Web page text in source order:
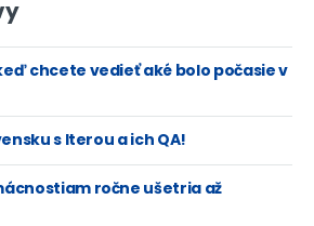
chcete vedieť aké bolo počasie v
s Iterou a ich QA!
ročne ušetria až